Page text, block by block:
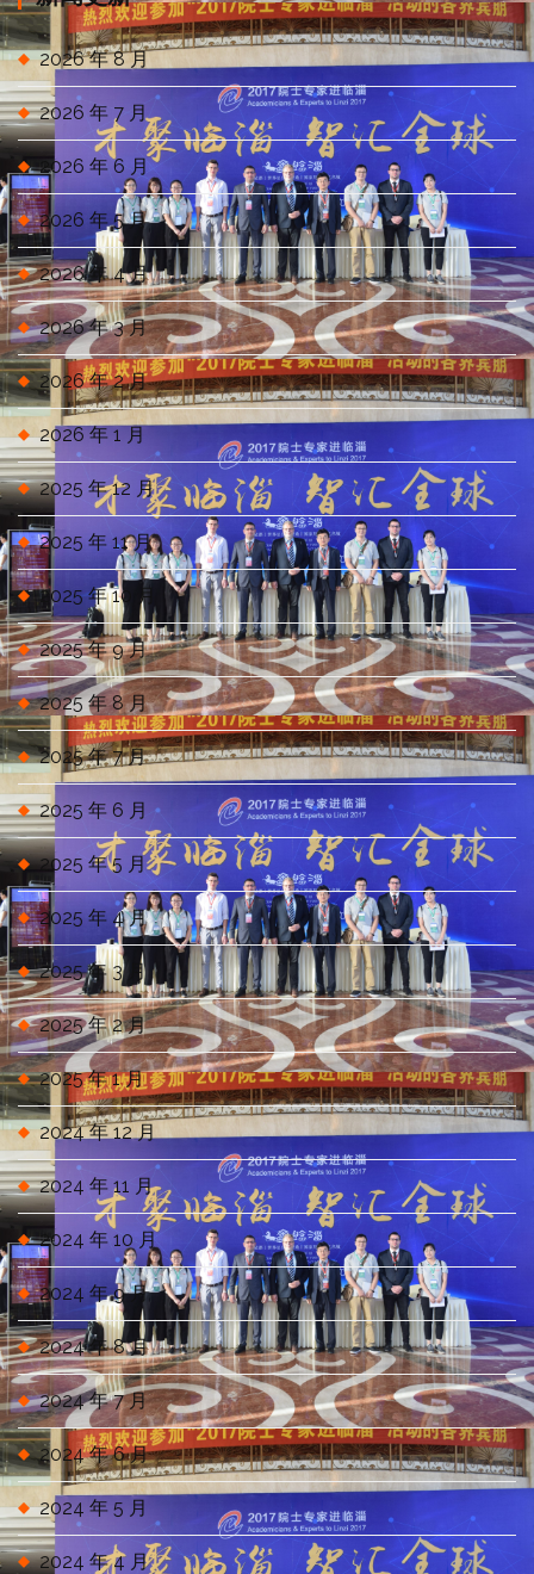
2026 年 8 月
2026 年 7 月
2026 年 6 月
2026 年 5 月
2026 年 4 月
2026 年 3 月
2026 年 2 月
2026 年 1 月
2025 年 12 月
2025 年 11 月
2025 年 10 月
2025 年 9 月
2025 年 8 月
2025 年 7 月
2025 年 6 月
2025 年 5 月
2025 年 4 月
2025 年 3 月
2025 年 2 月
2025 年 1 月
2024 年 12 月
2024 年 11 月
2024 年 10 月
2024 年 9 月
2024 年 8 月
2024 年 7 月
2024 年 6 月
2024 年 5 月
2024 年 4 月